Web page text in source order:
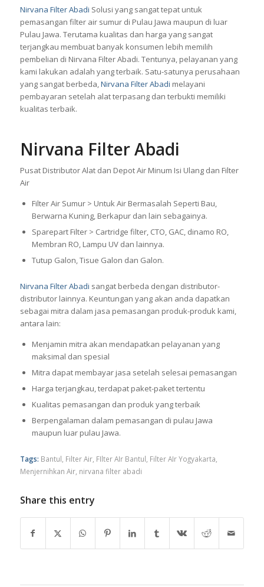
Nirvana Filter Abadi Solusi yang sangat tepat untuk
pemasangan filter airsumur di Pulau Jawa maupun di luar
Pulau Jawa. Terutama kualitas dan harga yang sangat
terjangkau membuat banyak konsumen lebih memilih
pembelian di Nirvana Filter Abadi. Tentunya, pelayanan yang
kami lakukan adalah yang terbaik. Satu-satunya perusahaan
yang sangat berbeda,Nirvana Filter Abadi melayani
pembayaran setelah alat terpasang dan terbukti memiliki
kualitas terbaik.
Nirvana Filter Abadi
Pusat Distributor Alat dan Depot Air Minum Isi Ulang dan Filter
Air
Filter Air Sumur > Untuk Air Bermasalah Seperti Bau,
Berwarna Kuning, Berkapur dan lain sebagainya.
Sparepart Filter > Cartridge filter, CTO, GAC, dinamo RO,
Membran RO, Lampu UV dan lainnya.
Tutup Galon, Tisue Galon dan Galon.
Nirvana Filter Abadi sangat berbeda dengan distributor-
distributor lainnya. Keuntungan yang akan anda dapatkan
sebagai mitra dalam jasa pemasangan produk-produk kami,
antara lain:
Menjamin mitra akan mendapatkan pelayanan yang
maksimal dan spesial
Mitra dapat membayar jasa setelah selesai pemasangan
Harga terjangkau, terdapat paket-paket tertentu
Kualitas pemasangan dan produk yang terbaik
Berpengalaman dalam pemasangan di pulau Jawa
maupun luar pulau Jawa.
Tags: Bantul Filter Air, FIlter AIr Bantul Filter AIr Yogyakarta
Menjernihkan Air, nirvana filter abadi
Share this entry